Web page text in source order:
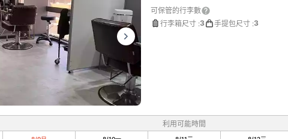
可保管的行李數
行李箱尺寸 :3 手提包尺寸 :3
利用可能時間